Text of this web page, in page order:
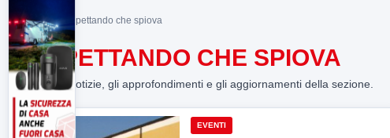
Home> aspettando che spiova
ASPETTANDO CHE SPIOVA
Tutte le notizie, gli approfondimenti e gli aggiornamenti della sezione.
EVENTI